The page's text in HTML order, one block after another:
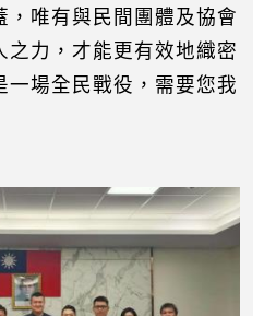
，唯有與民間團體及協會
之力，才能更有效地織密
一場全民戰役，需要您我